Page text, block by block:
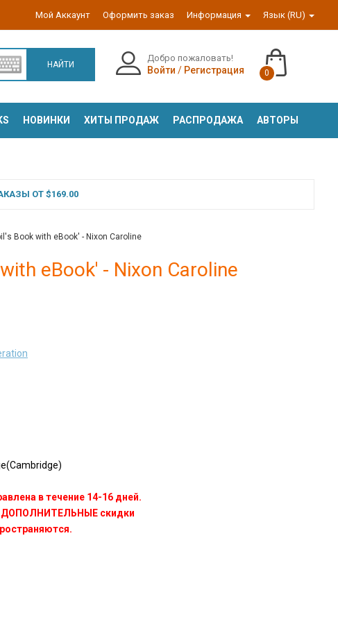
Мой Аккаунт Оформить заказ Информация Язык (RU)
НАЙТИ
Добро пожаловать!
Войти / Регистрация 0
НОВИНКИ ХИТЫ ПРОДАЖ РАСПРОДАЖА АВТОРЫ
ОТ $169.00
Book with eBook' - Nixon Caroline
eBook' - Nixon Caroline
в течение 14-16 дней.
ДОПОЛНИТЕЛЬНЫЕ скидки